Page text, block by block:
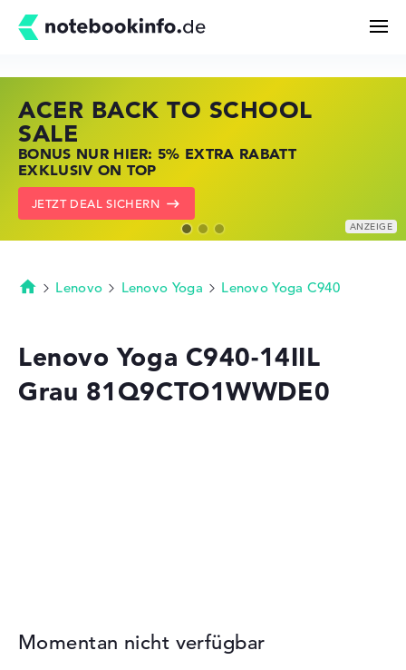
Kaufberatung
Technik & Wissen
Deals
Merkzettel
ACER BACK TO SCHOOL
SALE
BONUS NUR HIER: 5% EXTRA RABATT
EXKLUSIV ON TOP
JETZT DEAL SICHERN
HP STORE SSV DEALS
JETZT ZUGREIFEN: NOTEBOOKS BEI HP
KRÄFTIG REDUZIERT
ZU DEN HP ANGEBOTEN
LENOVO LAPTOP DEALS
NOTEBOOKS BEI LENOVO JETZT
KRÄFTIG REDUZIERT
LENOVO DEALS ZEIGEN
Startseite
Lenovo Lenovo Yoga Lenovo Yoga C940
Lenovo Yoga C940-14IIL
Grau 81Q9CTO1WWDE0
Momentan nicht verfügbar